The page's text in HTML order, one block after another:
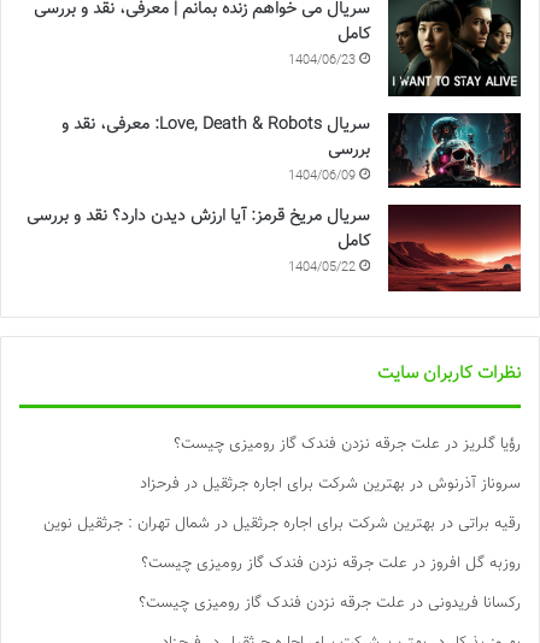
سریال می خواهم زنده بمانم | معرفی، نقد و بررسی
کامل
1404/06/23
سریال Love, Death & Robots: معرفی، نقد و
بررسی
1404/06/09
سریال مریخ قرمز: آیا ارزش دیدن دارد؟ نقد و بررسی
کامل
1404/05/22
نظرات کاربران سایت
رؤیا گلریز در علت جرقه نزدن فندک گاز رومیزی چیست؟
سروناز آذرنوش در بهترین شرکت برای اجاره جرثقیل در فرحزاد
رقیه براتی در بهترین شرکت برای اجاره جرثقیل در شمال تهران : جرثقیل نوین
روزبه گل افروز در علت جرقه نزدن فندک گاز رومیزی چیست؟
رکسانا فریدونی در علت جرقه نزدن فندک گاز رومیزی چیست؟